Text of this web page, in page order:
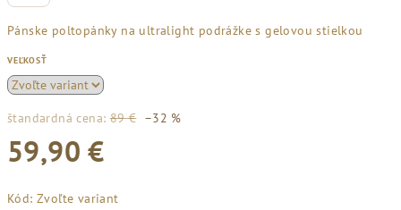
Pánske poltopánky na ultralight podrážke s gelovou stielkou
VEĽKOSŤ
štandardná cena: 89 € –32 %
59,90 €
cena:
Kód: Zvoľte variant